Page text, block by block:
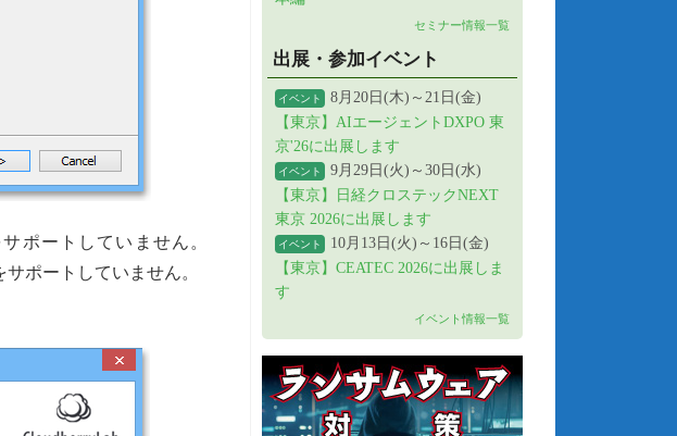
ポートしていません。
サポートしていません。
セミナー情報一覧
出展・参加イベント
イベント
8月20日(木)～21日(金)
【東京】AIエージェントDXPO 東
京'26に出展します
イベント
9月29日(火)～30日(水)
【東京】日経クロステックNEXT
東京 2026に出展します
イベント
10月13日(火)～16日(金)
【東京】CEATEC 2026に出展しま
す
イベント情報一覧